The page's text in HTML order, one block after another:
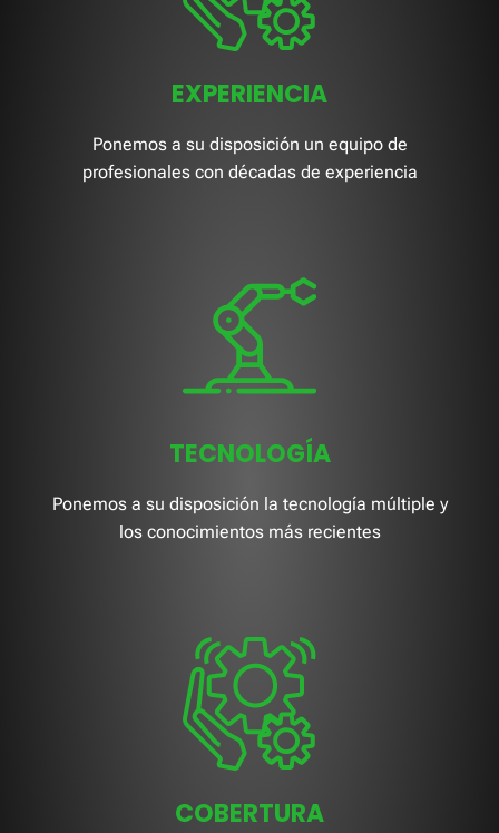
EXPERIENCIA
Ponemos a su disposición un equipo de
profesionales con décadas de experiencia
TECNOLOGÍA
Ponemos a su disposición la tecnología múltiple y
los conocimientos más recientes
COBERTURA